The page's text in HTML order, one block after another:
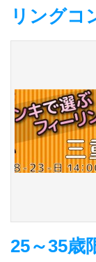
リングコ
25～35歳